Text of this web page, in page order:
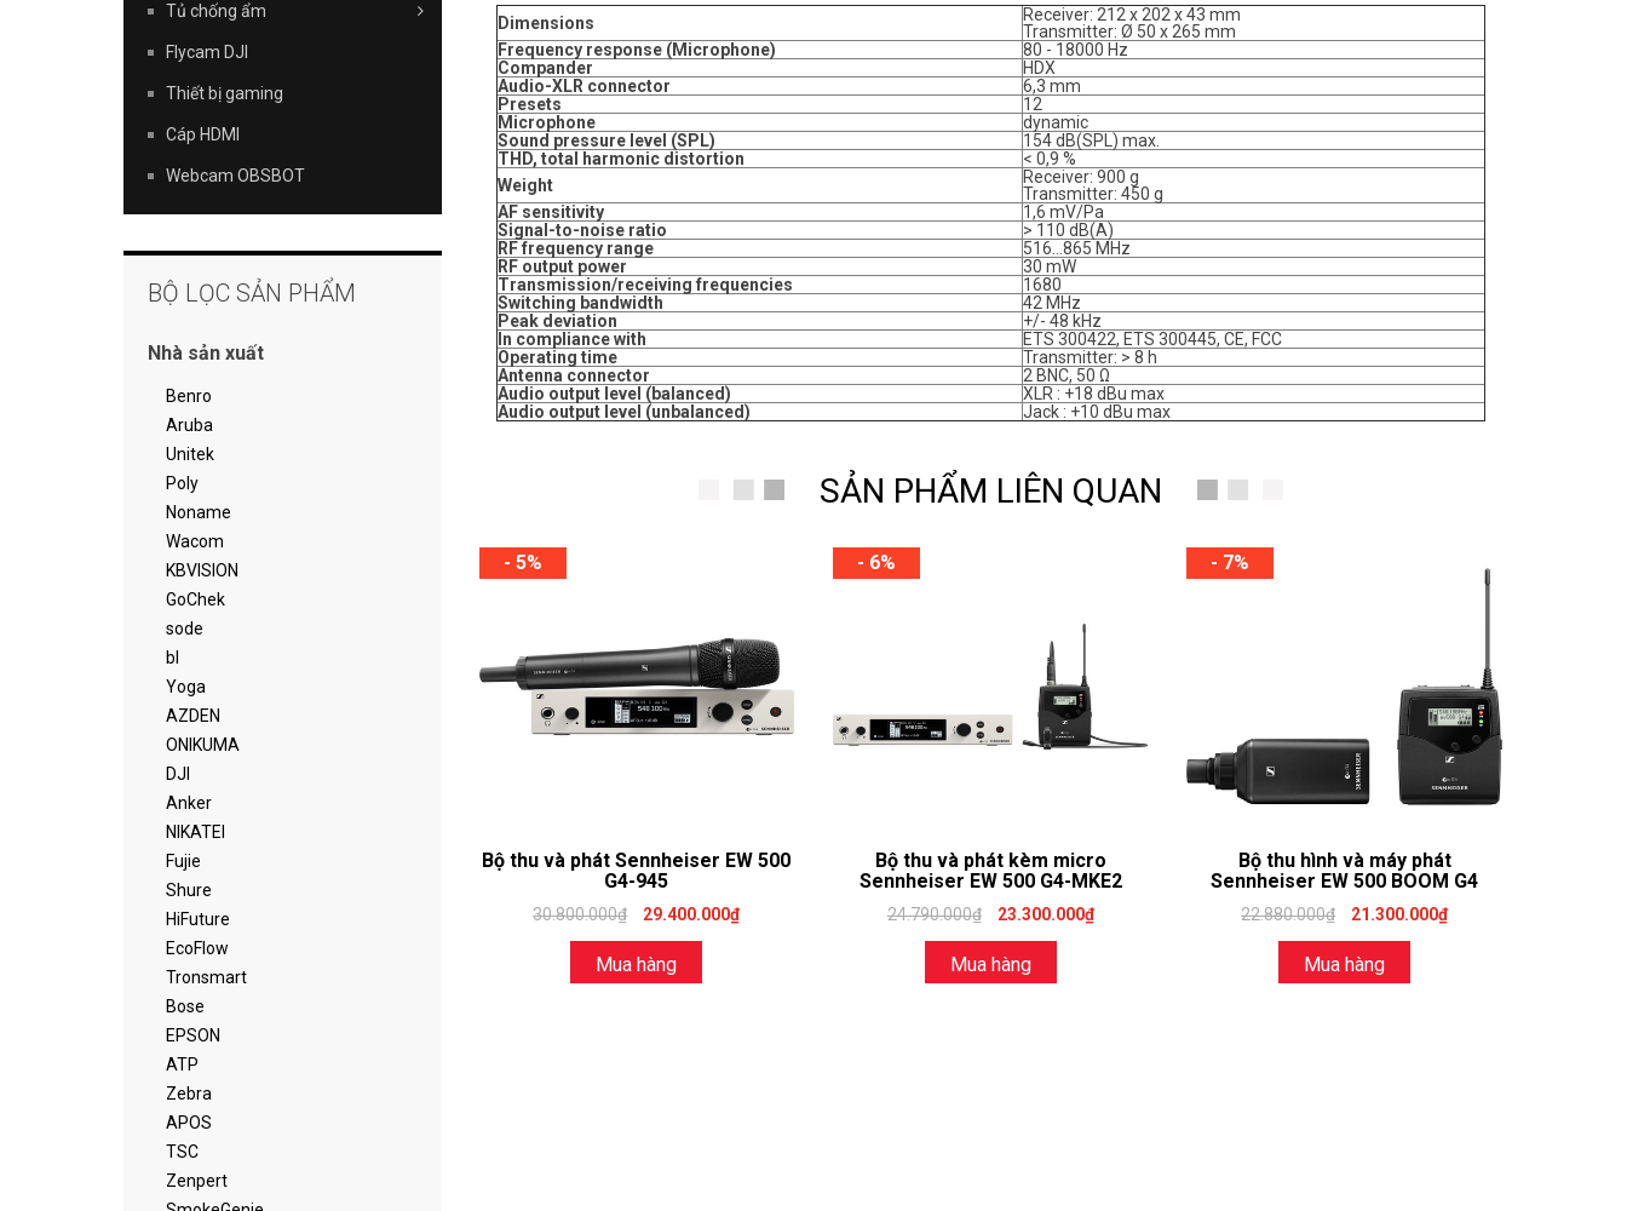
Dimensions
Receiver: 212 x 202 x 43 mm
Transmitter: Ø 50 x 265 mm
Frequency response (Microphone)
80 - 18000 Hz
Compander
HDX
Audio-XLR connector
6,3 mm
Presets
12
Microphone
dynamic
Sound pressure level (SPL)
154 dB(SPL) max.
THD, total harmonic distortion
< 0,9 %
Weight
Receiver: 900 g
Transmitter: 450 g
AF sensitivity
1,6 mV/Pa
Signal-to-noise ratio
> 110 dB(A)
RF frequency range
516...865 MHz
RF output power
30 mW
Transmission/receiving frequencies
1680
Switching bandwidth
42 MHz
Peak deviation
+/- 48 kHz
In compliance with
ETS 300422, ETS 300445, CE, FCC
Operating time
Transmitter: > 8 h
Antenna connector
2 BNC, 50 Ω
Audio output level (balanced)
XLR : +18 dBu max
Audio output level (unbalanced)
Jack : +10 dBu max
SẢN PHẨM LIÊN QUAN
- 5%
Bộ thu và phát Sennheiser EW 500
G4-945
30.800.000₫ 29.400.000₫
Mua hàng
- 6%
Bộ thu và phát kèm micro
Sennheiser EW 500 G4-MKE2
24.790.000₫ 23.300.000₫
Mua hàng
- 7%
Bộ thu hình và máy phát
Sennheiser EW 500 BOOM G4
22.880.000₫ 21.300.000₫
Mua hàng
Tủ chống ẩm
Flycam DJI
Thiết bị gaming
Cáp HDMI
Webcam OBSBOT
BỘ LỌC SẢN PHẨM
Nhà sản xuất
Benro
Aruba
Unitek
Poly
Noname
Wacom
KBVISION
GoChek
sode
bl
Yoga
AZDEN
ONIKUMA
DJI
Anker
NIKATEI
Fujie
Shure
HiFuture
EcoFlow
Tronsmart
Bose
EPSON
ATP
Zebra
APOS
TSC
Zenpert